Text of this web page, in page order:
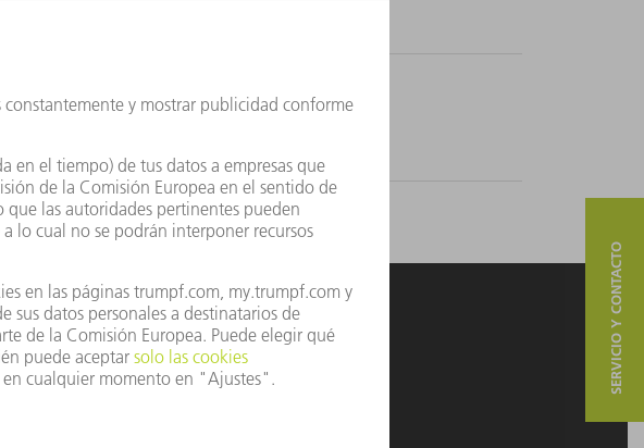
chapa ondulada.
SERVICIO Y CONTACTO